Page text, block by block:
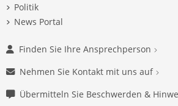
Politik
News Portal
Finden Sie Ihre Ansprechperson
Nehmen Sie Kontakt mit uns auf
Übermitteln Sie Beschwerden &